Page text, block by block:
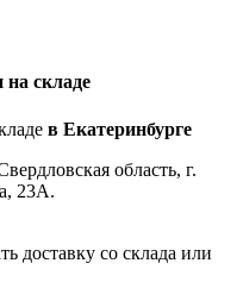
на складе
в Екатеринбурге
область, г.
23А.
доставку со склада или